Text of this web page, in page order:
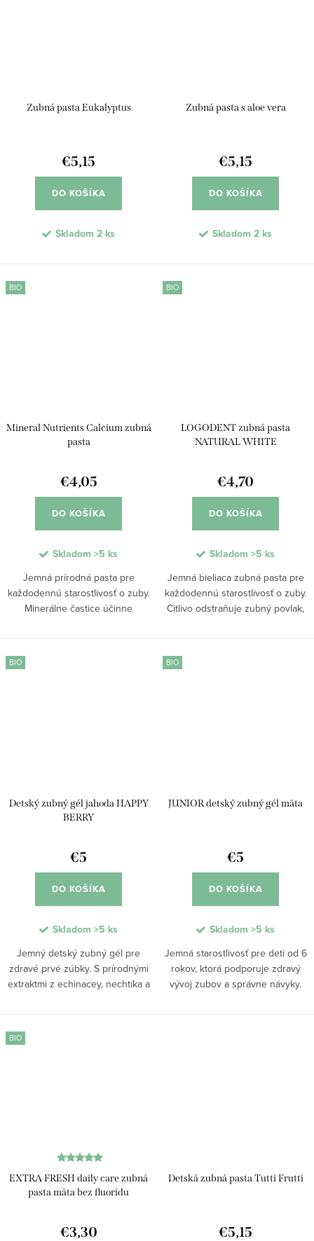
Zubná pasta Eukalyptus
€5,15
DO KOŠÍKA
Skladom 2 ks
Zubná pasta s aloe vera
€5,15
DO KOŠÍKA
Skladom 2 ks
BIO
Mineral Nutrients Calcium zubná
pasta
€4,05
DO KOŠÍKA
Skladom >5 ks
Jemná prírodná pasta pre
každodennú starostlivosť o zuby.
Minerálne častice účinne
Prírodné esenciálne oleje
zanechávajú ústa čisté, svieže a...
BIO
LOGODENT zubná pasta
NATURAL WHITE
€4,70
DO KOŠÍKA
Skladom >5 ks
Jemná bieliaca zubná pasta pre
každodennú starostlivosť o zuby.
Citlivo odstraňuje zubný povlak,
Mentolový olej zanecháva ústa
BIO
Detský zubný gél jahoda HAPPY
BERRY
€5
DO KOŠÍKA
Skladom >5 ks
Jemný detský zubný gél pre
zdravé prvé zúbky. S prírodnými
extraktmi z echinacey, nechtíka a
podporuje zdravý rast detských
BIO
JUNIOR detský zubný gél mäta
€5
DO KOŠÍKA
Skladom >5 ks
Jemná starostlivosť pre deti od 6
rokov, ktorá podporuje zdravý
vývoj zubov a správne návyky.
BIO
EXTRA FRESH daily care zubná
pasta mäta bez fluoridu
€3,30
Detská zubná pasta Tutti Frutti
€5,15